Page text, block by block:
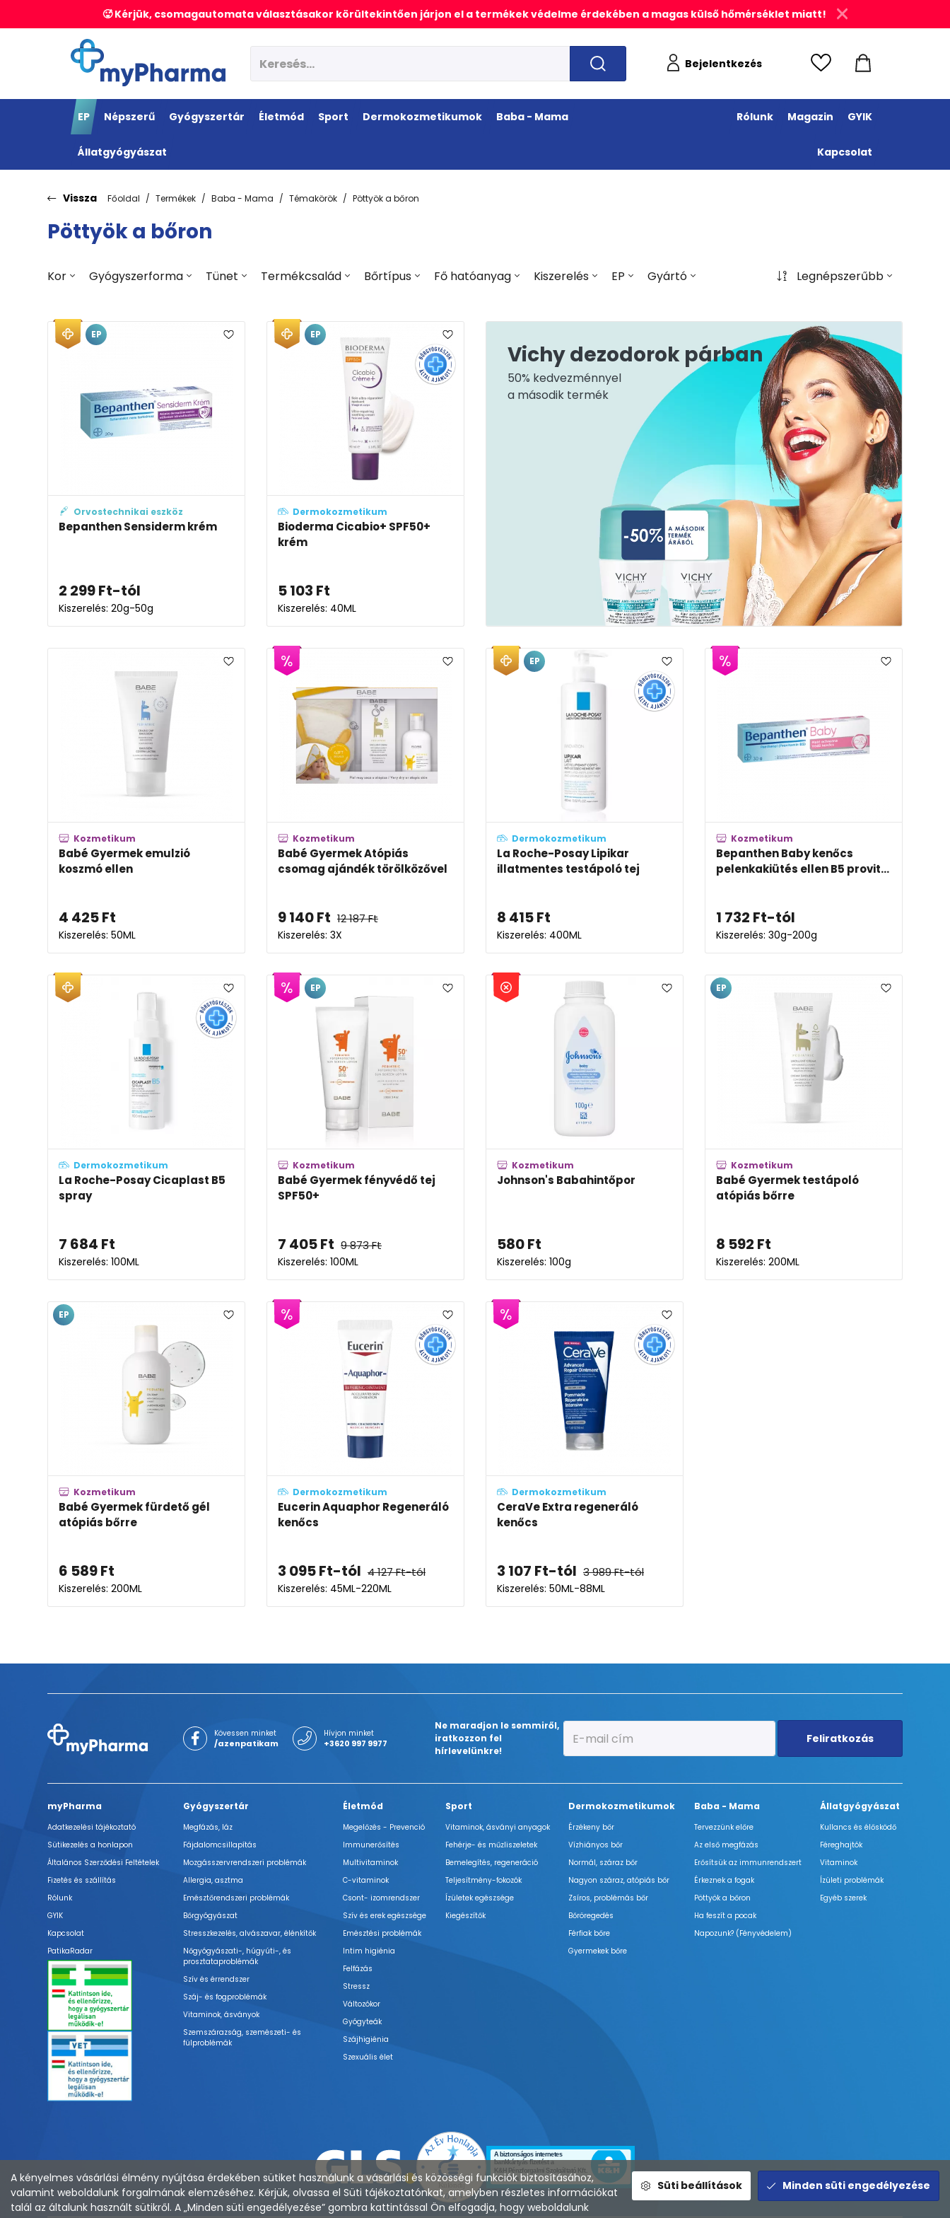
🥵 Kérjük, csomagautomata választásakor körültekintően járjon el a termékek védelme érdekében a magas külső hőmérséklet miatt!
Bejelentkezés
EP Népszerű Gyógyszertár Életmód Sport Dermokozmetikumok Baba - Mama
Állatgyógyászat
Rólunk Magazin GYIK
Kapcsolat
Vissza Főoldal Termékek Baba - Mama Témakörök Pöttyök a bőron
Pöttyök a bőron
Kor Gyógyszerforma Tünet Termékcsalád Bőrtípus Fő hatóanyag Kiszerelés EP Gyártó Legnépszerűbb
Orvostechnikai eszköz
Bepanthen Sensiderm krém
2 299Ft-tól
Kiszerelés: 20g-50g
EP
Dermokozmetikum
Bioderma Cicabio+ SPF50+
krém
5 103 Ft
Kiszerelés: 40ML
EP
Vichy dezodorok párban
50% kedvezménnyel
a második termék
Kozmetikum
Babé Gyermek emulzió
koszmó ellen
4 425Ft
Kiszerelés: 50ML
Kozmetikum
Babé Gyermek Atópiás
csomag ajándék törölközővel
9 140Ft 12 187Ft
Kiszerelés: 3X
Dermokozmetikum
La Roche-Posay Lipikar
illatmentes testápoló tej
8 415Ft
Kiszerelés: 400ML
EP
Kozmetikum
Bepanthen Baby kenőcs
pelenkakiütés ellen B5 provit...
1 732 Ft-tól
Kiszerelés: 30g-200g
Dermokozmetikum
La Roche-Posay Cicaplast B5
spray
7 684 Ft
Kiszerelés: 100ML
Kozmetikum
Babé Gyermek fényvédő tej
SPF50+
7 405Ft 9 873Ft
Kiszerelés: 100ML
EP
Kozmetikum
Johnson's Babahintőpor
580Ft
Kiszerelés: 100g
Kozmetikum
Babé Gyermek testápoló
atópiás bőrre
8 592 Ft
Kiszerelés: 200ML
EP
Kozmetikum
Babé Gyermek fürdető gél
atópiás bőrre
6 589Ft
Kiszerelés: 200ML
EP
Dermokozmetikum
Eucerin Aquaphor Regeneráló
kenőcs
3 095Ft-tól 4 127Ft-tól
Kiszerelés: 45ML-220ML
Dermokozmetikum
CeraVe Extra regeneráló
kenőcs
3 107 Ft-tól 3 989Ft-tól
Kiszerelés: 50ML-88ML
Kövessen minket
/azenpatikam
Hívjon minket
+3620 997 9977
Ne maradjon le semmiről,
iratkozzon fel
hírlevelünkre!
Feliratkozás
myPharma
Adatkezelési tájékoztató
Sütikezelés a honlapon
Általános Szerződési Feltételek
Fizetés és szállítás
Rólunk
GYIK
Kapcsolat
PatikaRadar
Gyógyszertár
Megfázás, láz
Fájdalomcsillapítás
Mozgásszervrendszeri problémák
Allergia, asztma
Emésztőrendszeri problémák
Bőrgyógyászat
Stresszkezelés, alvászavar, élénkítők
Nőgyógyászati-, húgyúti-, és
prosztataproblémák
Szív és érrendszer
Száj- és fogproblémák
Vitaminok, ásványok
Szemszárazság, szemészeti- és
fülproblémák
Életmód
Megelőzés - Prevenció
Immunerősítés
Multivitaminok
C-vitaminok
Csont- izomrendszer
Szív és erek egészsége
Emésztési problémák
Intim higiénia
Felfázás
Stressz
Változókor
Gyógyteák
Szájhigiénia
Szexuális élet
Sport
Vitaminok, ásványi anyagok
Fehérje- és műzliszeletek
Bemelegítés, regeneráció
Teljesítmény-fokozók
Ízületek egészsége
Kiegészítők
Dermokozmetikumok
Érzékeny bőr
Vízhiányos bőr
Normál, száraz bőr
Nagyon száraz, atópiás bőr
Zsíros, problémás bőr
Bőröregedés
Férfiak bőre
Gyermekek bőre
Baba - Mama
Tervezzünk előre
Az első megfázás
Erősítsük az immunrendszert
Érkeznek a fogak
Pöttyök a bőron
Ha feszít a pocak
Napozunk? (Fényvédelem)
Állatgyógyászat
Kullancs és élősködő
Féreghajtók
Vitaminok
Ízületi problémák
Egyéb szerek
Süti beállítások Minden süti engedélyezése
A kényelmes vásárlási élmény nyújtása érdekében sütiket használunk a vásárlási és közösségi funkciók biztosításához,
valamint weboldalunk forgalmának elemzéséhez. Kérjük, olvassa el Süti tájékoztatónkat, amelyben részletes információkat
talál az általunk használt sütikről. A „Minden süti engedélyezése” gombra kattintással Ön elfogadja, hogy weboldalunk